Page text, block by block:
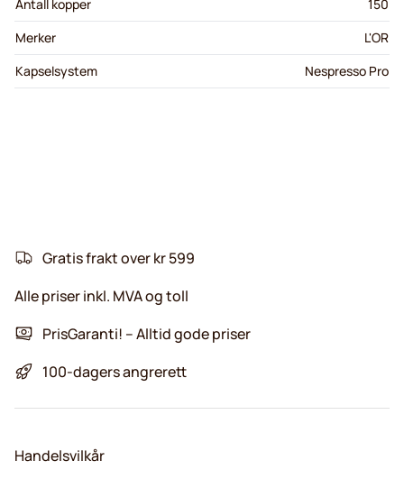
Antall kopper
150
Merker
L'OR
Kapselsystem
Nespresso Pro
Gratis frakt over kr 599
Alle priser inkl. MVA og toll
PrisGaranti! – Alltid gode priser
100-dagers angrerett
Handelsvilkår